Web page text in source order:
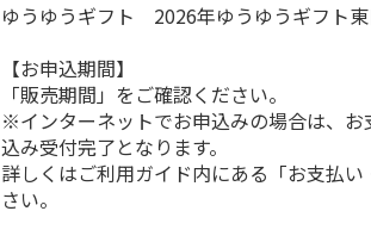
ゆうゆうギフト 2026年ゆうゆうギフト
【お申込期間】
「販売期間」をご確認ください。
※インターネットでお申込みの場合は、
込み受付完了となります。
詳しくはご利用ガイド内にある「お支払
さい。